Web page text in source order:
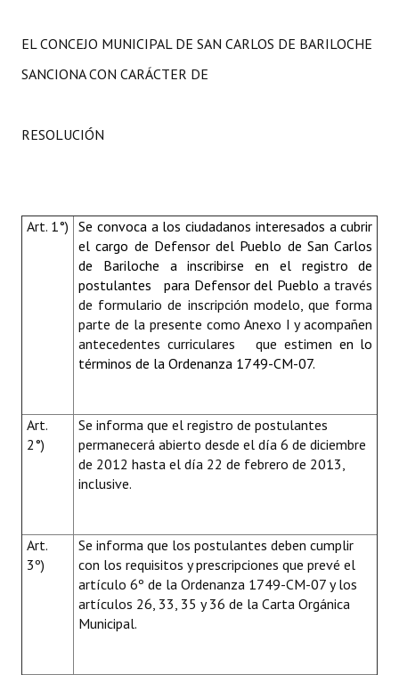
EL CONCEJO MUNICIPAL DE SAN CARLOS DE BARILOCHE
SANCIONA CON CARÁCTER DE
RESOLUCIÓN
Art. 1°) Se convoca a los ciudadanos interesados a cubrir
el cargo de Defensor del Pueblo de San Carlos
de Bariloche a inscribirse en el registro de
postulantes para Defensor del Pueblo a través
de formulario de inscripción modelo, que forma
parte de la presente como Anexo I y acompañen
antecedentes curriculares que estimen en lo
términos de la Ordenanza 1749-CM-07.
Art.
2°)
Se informa que el registro de postulantes
permanecerá abierto desde el día 6 de diciembre
de 2012 hasta el día 22 de febrero de 2013,
inclusive.
Art.
3º)
Se informa que los postulantes deben cumplir
con los requisitos y prescripciones que prevé el
artículo 6º de la Ordenanza 1749-CM-07 y los
artículos 26, 33, 35 y 36 de la Carta Orgánica
Municipal.